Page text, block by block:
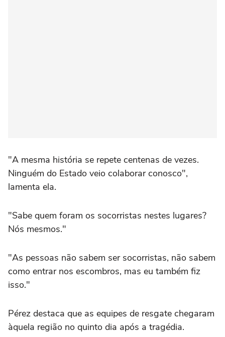
"A mesma história se repete centenas de vezes.
Ninguém do Estado veio colaborar conosco",
lamenta ela.
"Sabe quem foram os socorristas nestes lugares?
Nós mesmos."
"As pessoas não sabem ser socorristas, não sabem
como entrar nos escombros, mas eu também fiz
isso."
Pérez destaca que as equipes de resgate chegaram
àquela região no quinto dia após a tragédia.